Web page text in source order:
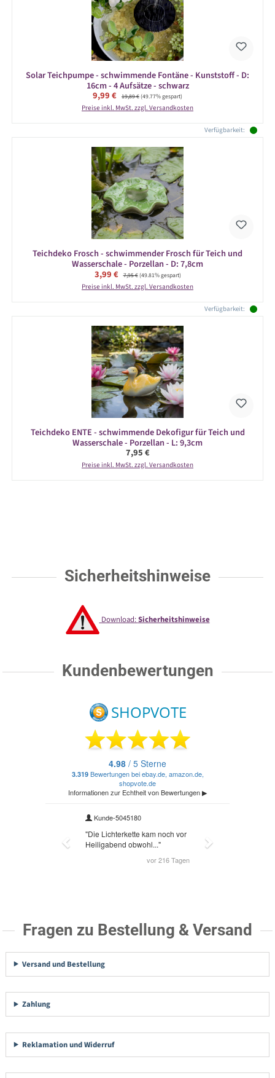
Solar Teichpumpe - schwimmende Fontäne - Kunststoff - D:
16cm - 4 Aufsätze - schwarz
Verkaufspreis:
9,99 € Regulärer Preis:
19,89 €(49.77% gespart)
Preise inkl. MwSt. zzgl. Versandkosten
Verfügbarkeit:
Teichdeko Frosch - schwimmender Frosch für Teich und
Wasserschale - Porzellan - D: 7,8cm
Verkaufspreis:
3,99 € Regulärer Preis:
7,95 €(49.81% gespart)
Preise inkl. MwSt. zzgl. Versandkosten
Verfügbarkeit:
Teichdeko ENTE - schwimmende Dekofigur für Teich und
Wasserschale - Porzellan - L: 9,3cm
Regulärer Preis:
7,95 €
Preise inkl. MwSt. zzgl. Versandkosten
Sicherheitshinweise
Download:Sicherheitshinweise
Kundenbewertungen
Fragen zu Bestellung & Versand
Versand und Bestellung
Zahlung
Reklamation und Widerruf